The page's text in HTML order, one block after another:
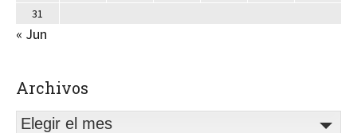
31
« Jun
Archivos
Elegir el mes